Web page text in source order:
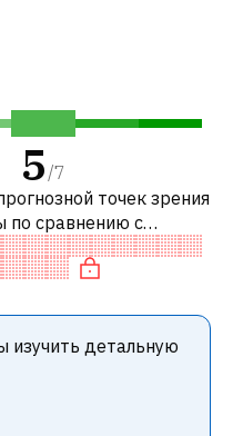
5 /7
точек зрения
по сравнению с
акция
оценен
изучить детальную